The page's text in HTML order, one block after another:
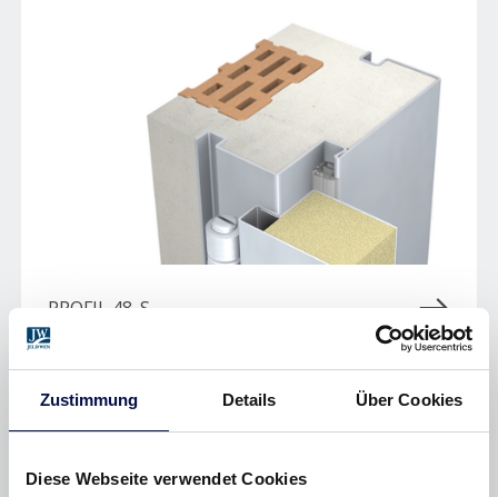
Zustimmung Details Über Cookies
Diese Webseite verwendet Cookies
PROFIL 48_S